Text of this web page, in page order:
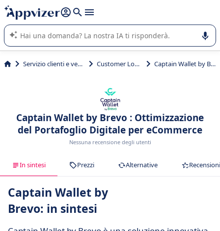
righe con
shift + enter
L'IA di Appvizer vi guida nell'utilizzo o nella scelta di un
software SaaS per la vostra azienda.
Servizio clienti e vendite Customer Loyalty Captain Wallet by Brevo
Captain Wallet by Brevo : Ottimizzazione
del Portafoglio Digitale per eCommerce
Nessuna recensione degli utenti
In sintesi Prezzi Alternative Recensioni
Captain Wallet by
Brevo: in sintesi